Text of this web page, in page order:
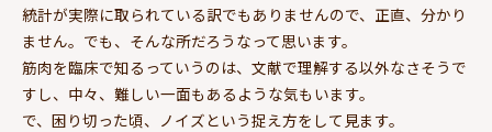
統計が実際に取られている訳でもありませんので、正直、分かり
ません。でも、そんな所だろうなって思います。
筋肉を臨床で知るっていうのは、文献で理解する以外なさそうで
すし、中々、難しい一面もあるような気もいます。
で、困り切った頃、ノイズという捉え方をして見ます。